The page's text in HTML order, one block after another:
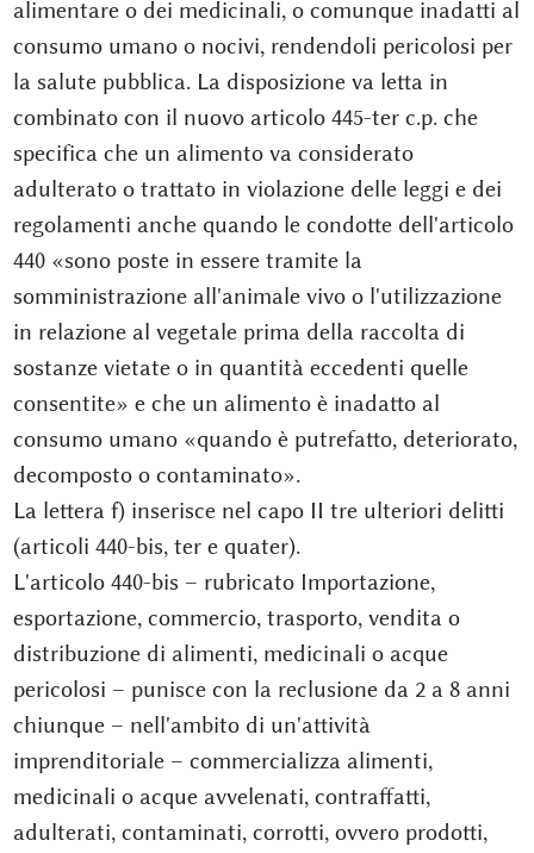
alimentare o dei medicinali, o comunque inadatti al
consumo umano o nocivi, rendendoli pericolosi per
la salute pubblica. La disposizione va letta in
combinato con il nuovo articolo 445-ter c.p. che
specifica che un alimento va considerato
adulterato o trattato in violazione delle leggi e dei
regolamenti anche quando le condotte dell'articolo
440 «sono poste in essere tramite la
somministrazione all'animale vivo o l'utilizzazione
in relazione al vegetale prima della raccolta di
sostanze vietate o in quantità eccedenti quelle
consentite» e che un alimento è inadatto al
consumo umano «quando è putrefatto, deteriorato,
decomposto o contaminato».
La lettera f) inserisce nel capo II tre ulteriori delitti
(articoli 440-bis, ter e quater).
L'articolo 440-bis – rubricato Importazione,
esportazione, commercio, trasporto, vendita o
distribuzione di alimenti, medicinali o acque
pericolosi – punisce con la reclusione da 2 a 8 anni
chiunque – nell'ambito di un'attività
imprenditoriale – commercializza alimenti,
medicinali o acque avvelenati, contraffatti,
adulterati, contaminati, corrotti, ovvero prodotti,